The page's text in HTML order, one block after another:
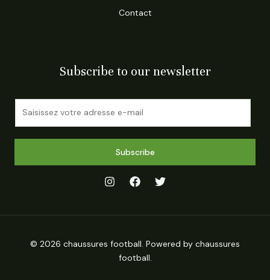
Contact
Subscribe to our newsletter
Subscribe
© 2026 chaussures football. Powered by chaussures
football.